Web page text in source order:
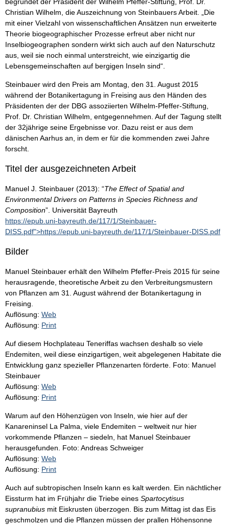
Christian Wilhelm, die Auszeichnung von Steinbauers Arbeit. „Die
mit einer Vielzahl von wissenschaftlichen Ansätzen nun erweiterte
Theorie biogeographischer Prozesse erfreut aber nicht nur
Inselbiogeographen sondern wirkt sich auch auf den Naturschutz
aus, weil sie noch einmal unterstreicht, wie einzigartig die
Lebensgemeinschaften auf bergigen Inseln sind“.
Steinbauer wird den Preis am Montag, den 31. August 2015
während der Botanikertagung in Freising aus den Händen des
Präsidenten der der DBG assoziierten Wilhelm-Pfeffer-Stiftung,
Prof. Dr. Christian Wilhelm, entgegennehmen. Auf der Tagung stellt
der 32jährige seine Ergebnisse vor. Dazu reist er aus dem
dänischen Aarhus an, in dem er für die kommenden zwei Jahre
forscht.
Titel der ausgezeichneten Arbeit
Manuel J. Steinbauer (2013): “The Effect of Spatial and
Environmental Drivers on Patterns in Species Richness and
Composition”. Universität Bayreuth
https://epub.uni-bayreuth.de/117/1/Steinbauer-
DISS.pdf">https://epub.uni-bayreuth.de/117/1/Steinbauer-DISS.pdf
Bilder
Manuel Steinbauer erhält den Wilhelm Pfeffer-Preis 2015 für seine
herausragende, theoretische Arbeit zu den Verbreitungsmustern
von Pflanzen am 31. August während der Botanikertagung in
Freising.
Auflösung: Web
Auflösung: Print
Auf diesem Hochplateau Teneriffas wachsen deshalb so viele
Endemiten, weil diese einzigartigen, weit abgelegenen Habitate die
Entwicklung ganz spezieller Pflanzenarten förderte. Foto: Manuel
Steinbauer
Auflösung: Web
Auflösung: Print
Warum auf den Höhenzügen von Inseln, wie hier auf der
Kanareninsel La Palma, viele Endemiten − weltweit nur hier
vorkommende Pflanzen – siedeln, hat Manuel Steinbauer
herausgefunden. Foto: Andreas Schweiger
Auflösung: Web
Auflösung: Print
Auch auf subtropischen Inseln kann es kalt werden. Ein nächtlicher
Eissturm hat im Frühjahr die Triebe eines Spartocytisus
supranubius mit Eiskrusten überzogen. Bis zum Mittag ist das Eis
geschmolzen und die Pflanzen müssen der prallen Höhensonne